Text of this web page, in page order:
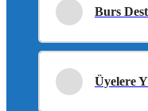
Burs
Üyelere